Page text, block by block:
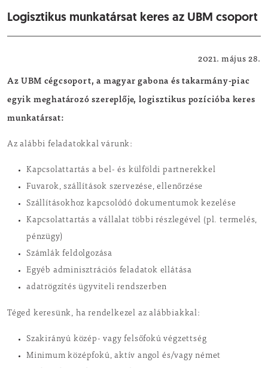
Logisztikus munkatársat keres az UBM csoport
2021. május 28.
Az UBM cégcsoport, a magyar gabona és takarmány-piac
egyik meghatározó szereplője, logisztikus pozícióba keres
munkatársat:
Az alábbi feladatokkal várunk:
Kapcsolattartás a bel- és külföldi partnerekkel
Fuvarok, szállítások szervezése, ellenőrzése
Szállításokhoz kapcsolódó dokumentumok kezelése
Kapcsolattartás a vállalat többi részlegével (pl. termelés,
pénzügy)
Számlák feldolgozása
Egyéb adminisztrációs feladatok ellátása
adatrögzítés ügyviteli rendszerben
Téged keresünk, ha rendelkezel az alábbiakkal:
Szakirányú közép- vagy felsőfokú végzettség
Minimum középfokú, aktív angol és/vagy német